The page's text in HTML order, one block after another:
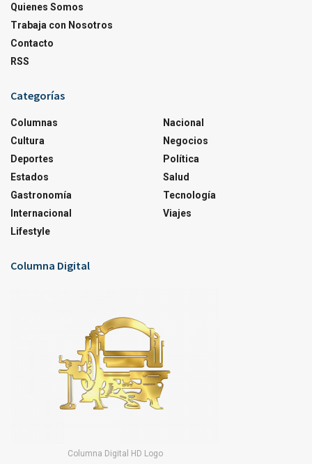
Quienes Somos
Trabaja con Nosotros
Contacto
RSS
Categorías
Columnas
Cultura
Deportes
Estados
Gastronomía
Internacional
Lifestyle
Nacional
Negocios
Política
Salud
Tecnología
Viajes
Columna Digital
Columna Digital HD Logo